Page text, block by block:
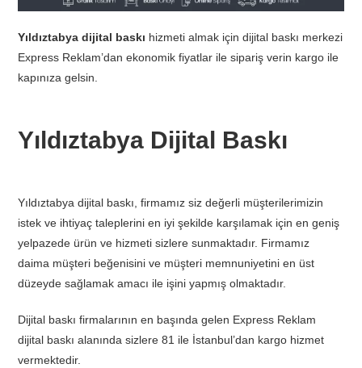
Yıldıztabya dijital baskı hizmeti almak için dijital baskı merkezi
Express Reklam’dan ekonomik fiyatlar ile sipariş verin kargo ile
kapınıza gelsin.
Yıldıztabya Dijital Baskı
Yıldıztabya dijital baskı, firmamız siz değerli müşterilerimizin
istek ve ihtiyaç taleplerini en iyi şekilde karşılamak için en geniş
yelpazede ürün ve hizmeti sizlere sunmaktadır. Firmamız
daima müşteri beğenisini ve müşteri memnuniyetini en üst
düzeyde sağlamak amacı ile işini yapmış olmaktadır.
Dijital baskı firmalarının en başında gelen Express Reklam
dijital baskı alanında sizlere 81 ile İstanbul’dan kargo hizmet
vermektedir.